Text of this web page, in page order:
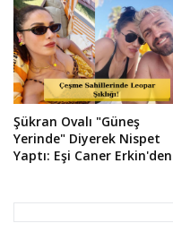
Şükran Ovalı "Güneş
Yerinde" Diyerek Nispet
Yaptı: Eşi Caner Erkin'den